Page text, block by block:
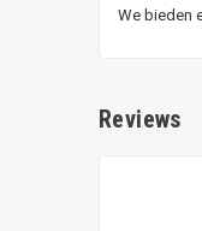
We bieden
Reviews